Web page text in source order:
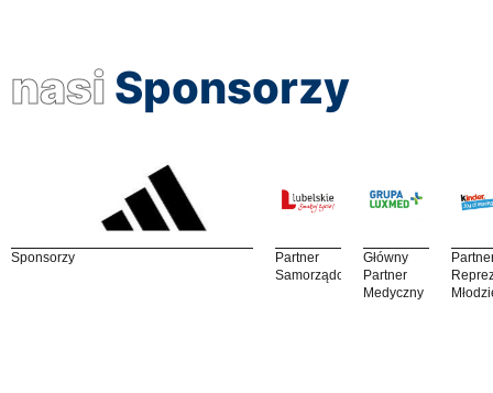
nasi Sponsorzy
Sponsorzy
Partner
Samorządowy
Główny
Partner
Medyczny